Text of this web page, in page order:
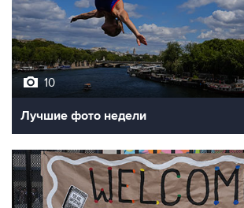
10
Лучшие фото недели